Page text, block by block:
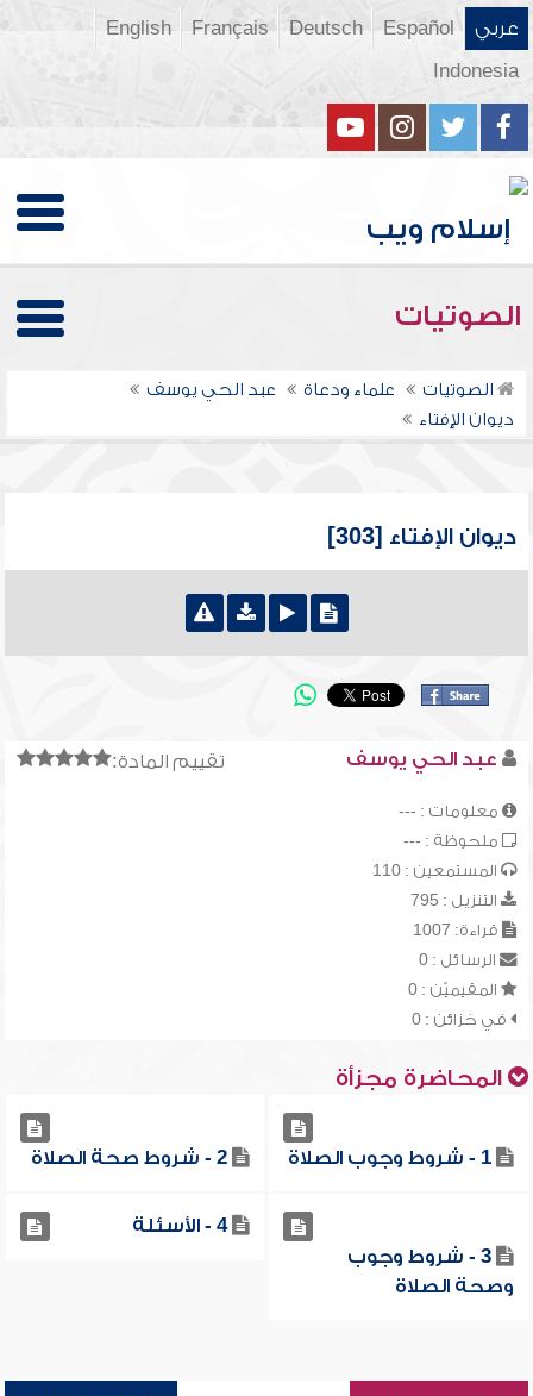
عربي Español
Deutsch
Français
English
Indonesia
الصوتيات
الصوتيات علماء ودعاة
عبد الحي يوسف
ديوان الإفتاء
ديوان الإفتاء [303]
تقييم المادة: عبد الحي يوسف
معلومات : ---
ملحوظة : ---
المستمعين : 110
التنزيل : 795
قراءة: 1007
الرسائل : 0
المقيميّن : 0
في خزائن : 0
المحاضرة مجزأة
1 - شروط وجوب الصلاة 2 - شروط صحة الصلاة
3 - شروط وجوب
وصحة الصلاة
4 - الأسئلة